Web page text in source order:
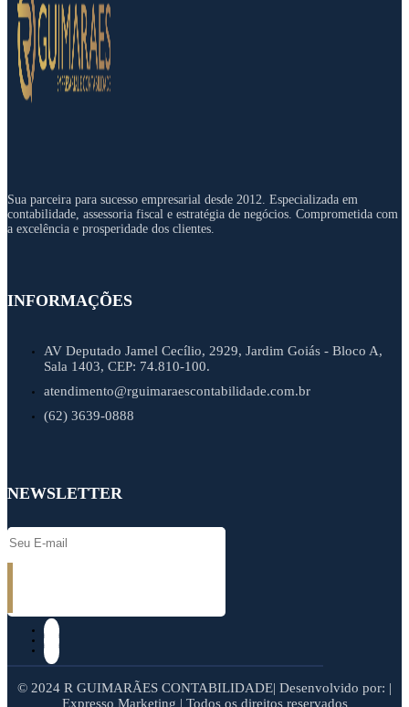
Sua parceira para sucesso empresarial desde 2012. Especializada em
contabilidade, assessoria fiscal e estratégia de negócios. Comprometida com
a excelência e prosperidade dos clientes.
INFORMAÇÕES
AV Deputado Jamel Cecílio, 2929, Jardim Goiás - Bloco A,
Sala 1403, CEP: 74.810-100.
atendimento@rguimaraescontabilidade.com.br
(62) 3639-0888
NEWSLETTER
© 2024 R GUIMARÃES CONTABILIDADE| Desenvolvido por: |
Expresso Marketing | Todos os direitos reservados